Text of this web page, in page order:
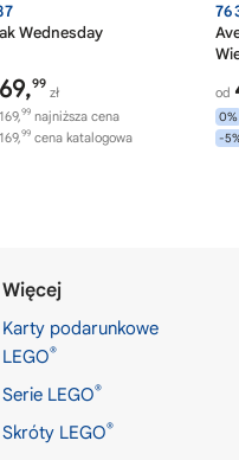
Wednesday
99
zł
169,99 najniższa cena
169,99 cena katalogowa
od
0%
-
Więcej
Karty podarunkowe
LEGO®
Serie LEGO®
Skróty LEGO®